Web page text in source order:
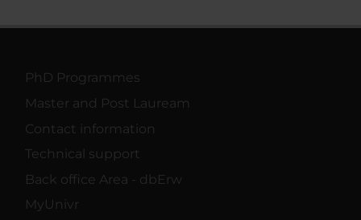
PhD Programmes
Master and Post Lauream
Contact information
Technical support
Back office Area - dbErw
MyUnivr